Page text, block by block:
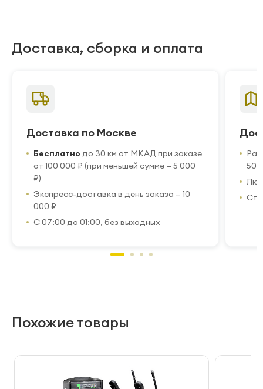
Доставка, сборка и оплата
Доставка по Москве
Бесплатно до 30 км от МКАД при заказе
от 100 000 ₽ (при меньшей сумме — 5 000
₽)
Экспресс-доставка в день заказа — 10
000 ₽
С 07:00 до 01:00, без выходных
50
Похожие товары